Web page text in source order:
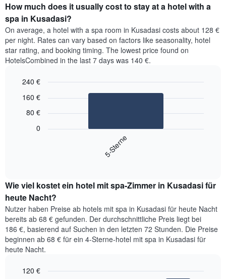
How much does it usually cost to stay at a hotel with a
spa in Kusadasi?
On average, a hotel with a spa room in Kusadasi costs about 128 €
per night. Rates can vary based on factors like seasonality, hotel
star rating, and booking timing. The lowest price found on
HotelsCombined in the last 7 days was 140 €.
chart
with
den
durchschnittlichen
Preis
für
ein
Doppelzimmer
der
letzten
Tage,
graphic.
5-Sterne
0
80 €
160 €
240 €
Wie viel kostet ein hotel mit spa-Zimmer in Kusadasi für
heute Nacht?
Nutzer haben Preise ab hotels mit spa in Kusadasi für heute Nacht
bereits ab 68 € gefunden. Der durchschnittliche Preis liegt bei
186 €, basierend auf Suchen in den letzten 72 Stunden. Die Preise
beginnen ab 68 € für ein 4-Sterne-hotel mit spa in Kusadasi für
heute Nacht.
120 €